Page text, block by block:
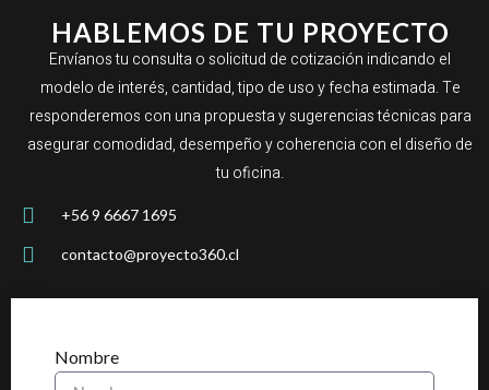
HABLEMOS DE TU PROYECTO
Envíanos tu consulta o solicitud de cotización indicando el
modelo de interés, cantidad, tipo de uso y fecha estimada. Te
responderemos con una propuesta y sugerencias técnicas para
asegurar comodidad, desempeño y coherencia con el diseño de
tu oficina.
+56 9 6667 1695
contacto@proyecto360.cl
Nombre